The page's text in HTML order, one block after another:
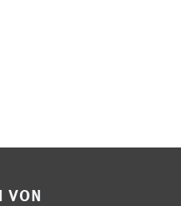
VON